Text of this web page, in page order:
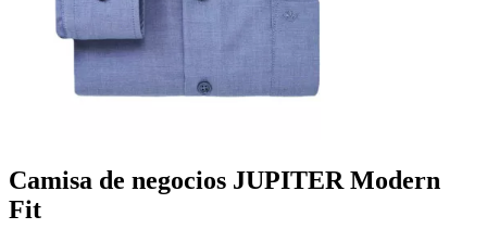
Camisa de negocios JUPITER Modern
Fit